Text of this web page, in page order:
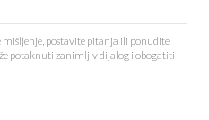
mišljenje, postavite pitanja ili ponudite
potaknuti zanimljiv dijalog i obogatiti